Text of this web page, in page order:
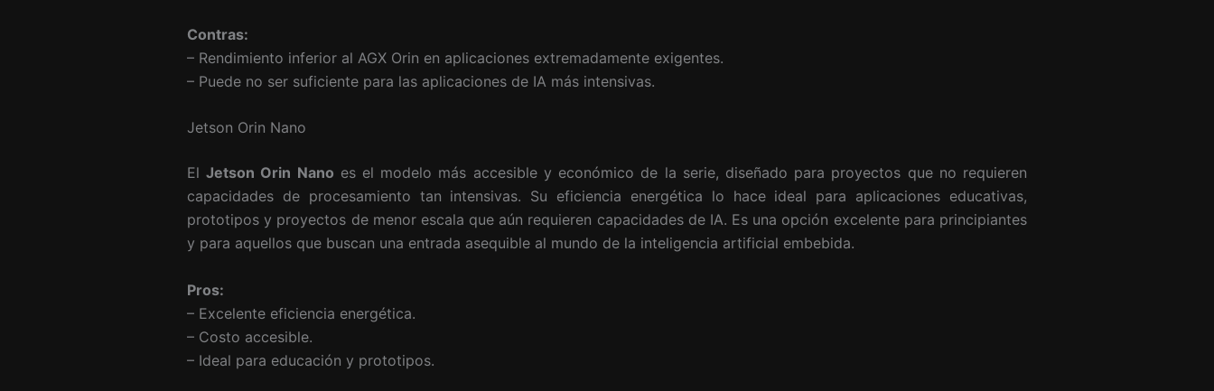
Contras:
– Rendimiento inferior al AGX Orin en aplicaciones extremadamente exigentes.
– Puede no ser suficiente para las aplicaciones de IA más intensivas.
Jetson Orin Nano
ElJetson Orin Nano es el modelo más accesible y económico de la serie, diseñado para proyectos que no requieren
capacidades de procesamiento tan intensivas. Su eficiencia energética lo hace ideal para aplicaciones educativas,
prototipos y proyectos de menor escala que aún requieren capacidades de IA. Es una opción excelente para principiantes
y para aquellos que buscan una entrada asequible al mundo de la inteligencia artificial embebida.
Pros:
– Excelente eficiencia energética.
– Costo accesible.
– Ideal para educación y prototipos.